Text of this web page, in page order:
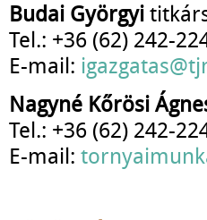
Budai Györgyi
Tel.: +36 (62) 242-
E-mail:
Nagyné Kőrösi
Tel.: +36 (62) 242-
E-mail: